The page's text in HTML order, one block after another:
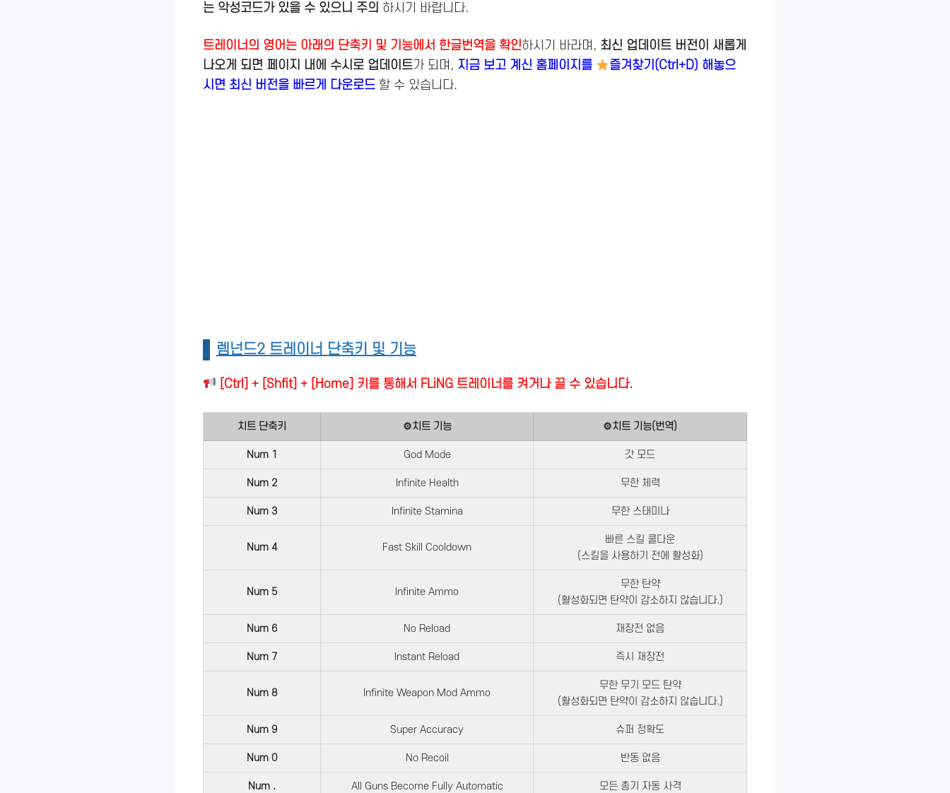
는 악성코드가 있을 수 있으니 주의 하시기 바랍니다.
트레이너의 영어는 아래의 단축키 및 기능에서 한글번역을 확인하시기 바라며, 최신 업데이트 버전이 새롭게
나오게 되면 페이지 내에 수시로 업데이트가 되며, 지금 보고 계신 홈페이지를
즐겨찾기(Ctrl+D) 해놓으
시면 최신 버전을 빠르게 다운로드 할 수 있습니다.
렘넌드2 트레이너 단축키 및 기능
[Ctrl] + [Shfit] + [Home] 키를 통해서 FLiNG 트레이너를 켜거나 끌 수 있습니다.
치트 단축키 ⚙치트 기능 ⚙치트 기능(번역)
Num 1 God Mode 갓 모드
Num 2 Infinite Health 무한 체력
Num 3 Infinite Stamina 무한 스태미나
Num 4 Fast Skill Cooldown
빠른 스킬 쿨다운
(스킬을 사용하기 전에 활성화)
Num 5 Infinite Ammo
무한 탄약
(활성화되면 탄약이 감소하지 않습니다.)
Num 6 No Reload 재장전 없음
Num 7 Instant Reload 즉시 재장전
Num 8 Infinite Weapon Mod Ammo
무한 무기 모드 탄약
(활성화되면 탄약이 감소하지 않습니다.)
Num 9 Super Accuracy 슈퍼 정확도
Num 0 No Recoil 반동 없음
Num . All Guns Become Fully Automatic 모든 총기 자동 사격